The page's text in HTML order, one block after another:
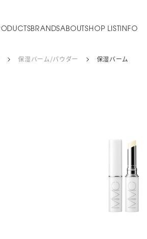
BRANDSABOUTSHOP LIST INFO
保湿バーム/パウダー 保湿バーム